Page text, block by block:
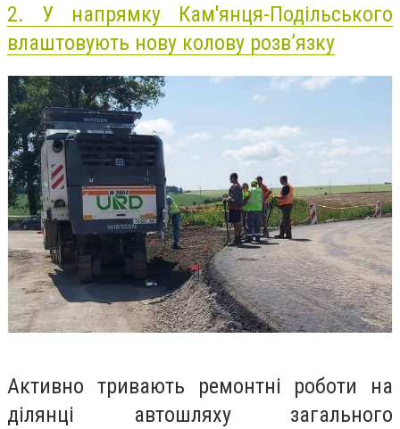
2. У напрямку Кам'янця-Подільського
влаштовують нову колову розв’язку
Активно тривають ремонтні роботи на
ділянці автошляху загального